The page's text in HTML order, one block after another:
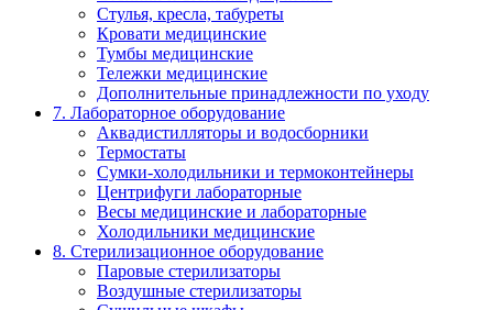
Стулья, кресла, табуреты
Кровати медицинские
Тумбы медицинские
Тележки медицинские
Дополнительные принадлежности по уходу
7. Лабораторное оборудование
Аквадистилляторы и водосборники
Термостаты
Сумки-холодильники и термоконтейнеры
Центрифуги лабораторные
Весы медицинские и лабораторные
Холодильники медицинские
8. Стерилизационное оборудование
Паровые стерилизаторы
Воздушные стерилизаторы